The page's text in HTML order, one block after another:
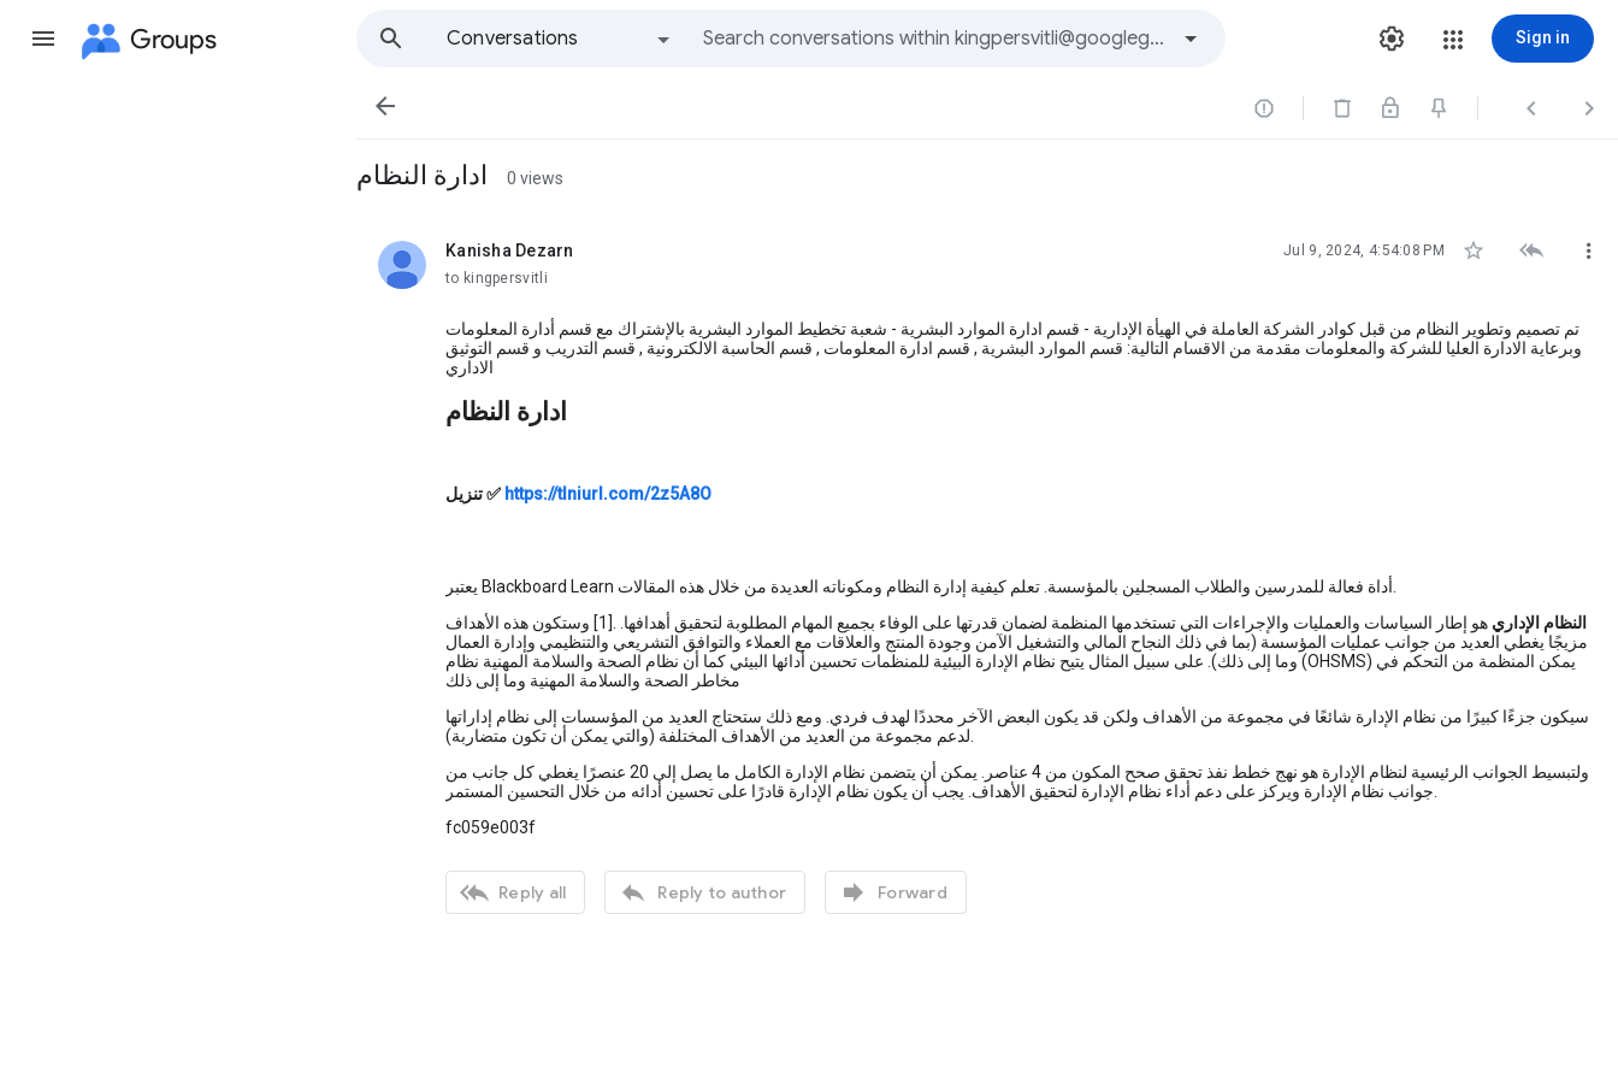
Groups
Conversations
Sign in
   
ادارة النظام 0 views
Kanisha Dezarn
unread, Jul 9, 2024, 4:54:08 PM   
to kingpersvitli
تم تصميم وتطوير النظام من قبل كوادر الشركة العاملة في الهيأة الإدارية - قسم ادارة الموارد البشرية - شعبة تخطيط الموارد البشرية بالإشتراك مع قسم أدارة المعلومات
وبرعاية الادارة العليا للشركة والمعلومات مقدمة من الاقسام التالية: قسم الموارد البشرية , قسم ادارة المعلومات , قسم الحاسبة الالكترونية , قسم التدريب و قسم التوثيق
الاداري
ادارة النظام
تنزيل✅ https://tlniurl.com/2z5A8O
النظام الإداري
هو إطار السياسات والعمليات والإجراءات التي تستخدمها المنظمة لضمان قدرتها على الوفاء بجميع المهام المطلوبة لتحقيق أهدافها. .[1] وستكون هذه الأهداف
مزيجًا يغطي العديد من جوانب عمليات المؤسسة (بما في ذلك النجاح المالي والتشغيل الآمن وجودة المنتج والعلاقات مع العملاء والتوافق التشريعي والتنظيمي وإدارة العمال
وما إلى ذلك). على سبيل المثال يتيح نظام الإدارة البيئية للمنظمات تحسين أدائها البيئي كما أن نظام الصحة والسلامة المهنية نظام (OHSMS) يمكن المنظمة من التحكم في
مخاطر الصحة والسلامة المهنية وما إلى ذلك
سيكون جزءًا كبيرًا من نظام الإدارة شائعًا في مجموعة من الأهداف ولكن قد يكون البعض الآخر محددًا لهدف فردي. ومع ذلك ستحتاج العديد من المؤسسات إلى نظام إداراتها
ولتبسيط الجوانب الرئيسية لنظام الإدارة هو نهج خطط نفذ تحقق صحح المكون من 4 عناصر. يمكن أن يتضمن نظام الإدارة الكامل ما يصل إلى 20 عنصرًا يغطي كل جانب من
fc059e003f
 Reply all  Reply to author  Forward